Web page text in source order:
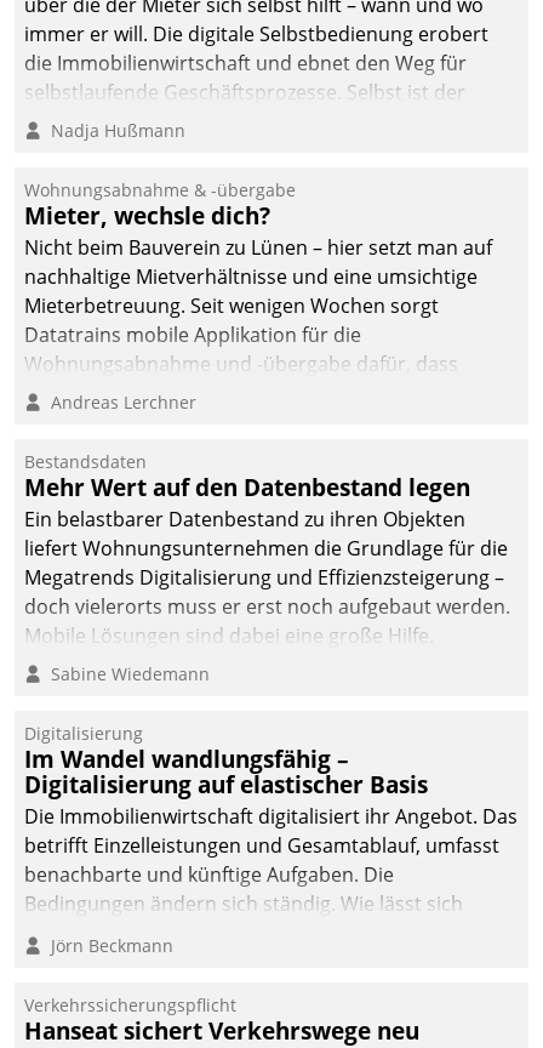
immer er will. Die digitale Selbstbedienung erobert
die Immobilienwirtschaft und ebnet den Weg für
selbstlaufende Geschäftsprozesse. Selbst ist der
Kunde und smart der Serviceanbieter.
Nadja Hußmann
Wohnungsabnahme & -übergabe
Mieter, wechsle dich?
Nicht beim Bauverein zu Lünen – hier setzt man auf
nachhaltige Mietverhältnisse und eine umsichtige
Mieterbetreuung. Seit wenigen Wochen sorgt
Datatrains mobile Applikation für die
Wohnungsabnahme und -übergabe dafür, dass
Mieter wohlgeordnet kommen und, so es sein muss,
Andreas Lerchner
Bestandsdaten
Mehr Wert auf den Datenbestand legen
Ein belastbarer Datenbestand zu ihren Objekten
liefert Wohnungsunternehmen die Grundlage für die
Megatrends Digitalisierung und Effizienzsteigerung –
doch vielerorts muss er erst noch aufgebaut werden.
Mobile Lösungen sind dabei eine große Hilfe.
Sabine Wiedemann
Digitalisierung
Im Wandel wandlungsfähig –
Digitalisierung auf elastischer Basis
Die Immobilienwirtschaft digitalisiert ihr Angebot. Das
betrifft Einzelleistungen und Gesamtablauf, umfasst
benachbarte und künftige Aufgaben. Die
Bedingungen ändern sich ständig. Wie lässt sich
technisch die Kontrolle wahren und zugleich Freiraum
fürs Wachsen öffnen?
Jörn Beckmann
Verkehrssicherungspflicht
Hanseat sichert Verkehrswege neu